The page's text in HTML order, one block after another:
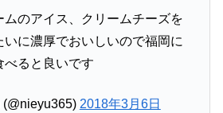
ムのアイス、クリームチーズを
いに濃厚でおいしいので福岡に
べると良いです
2018年3月6日